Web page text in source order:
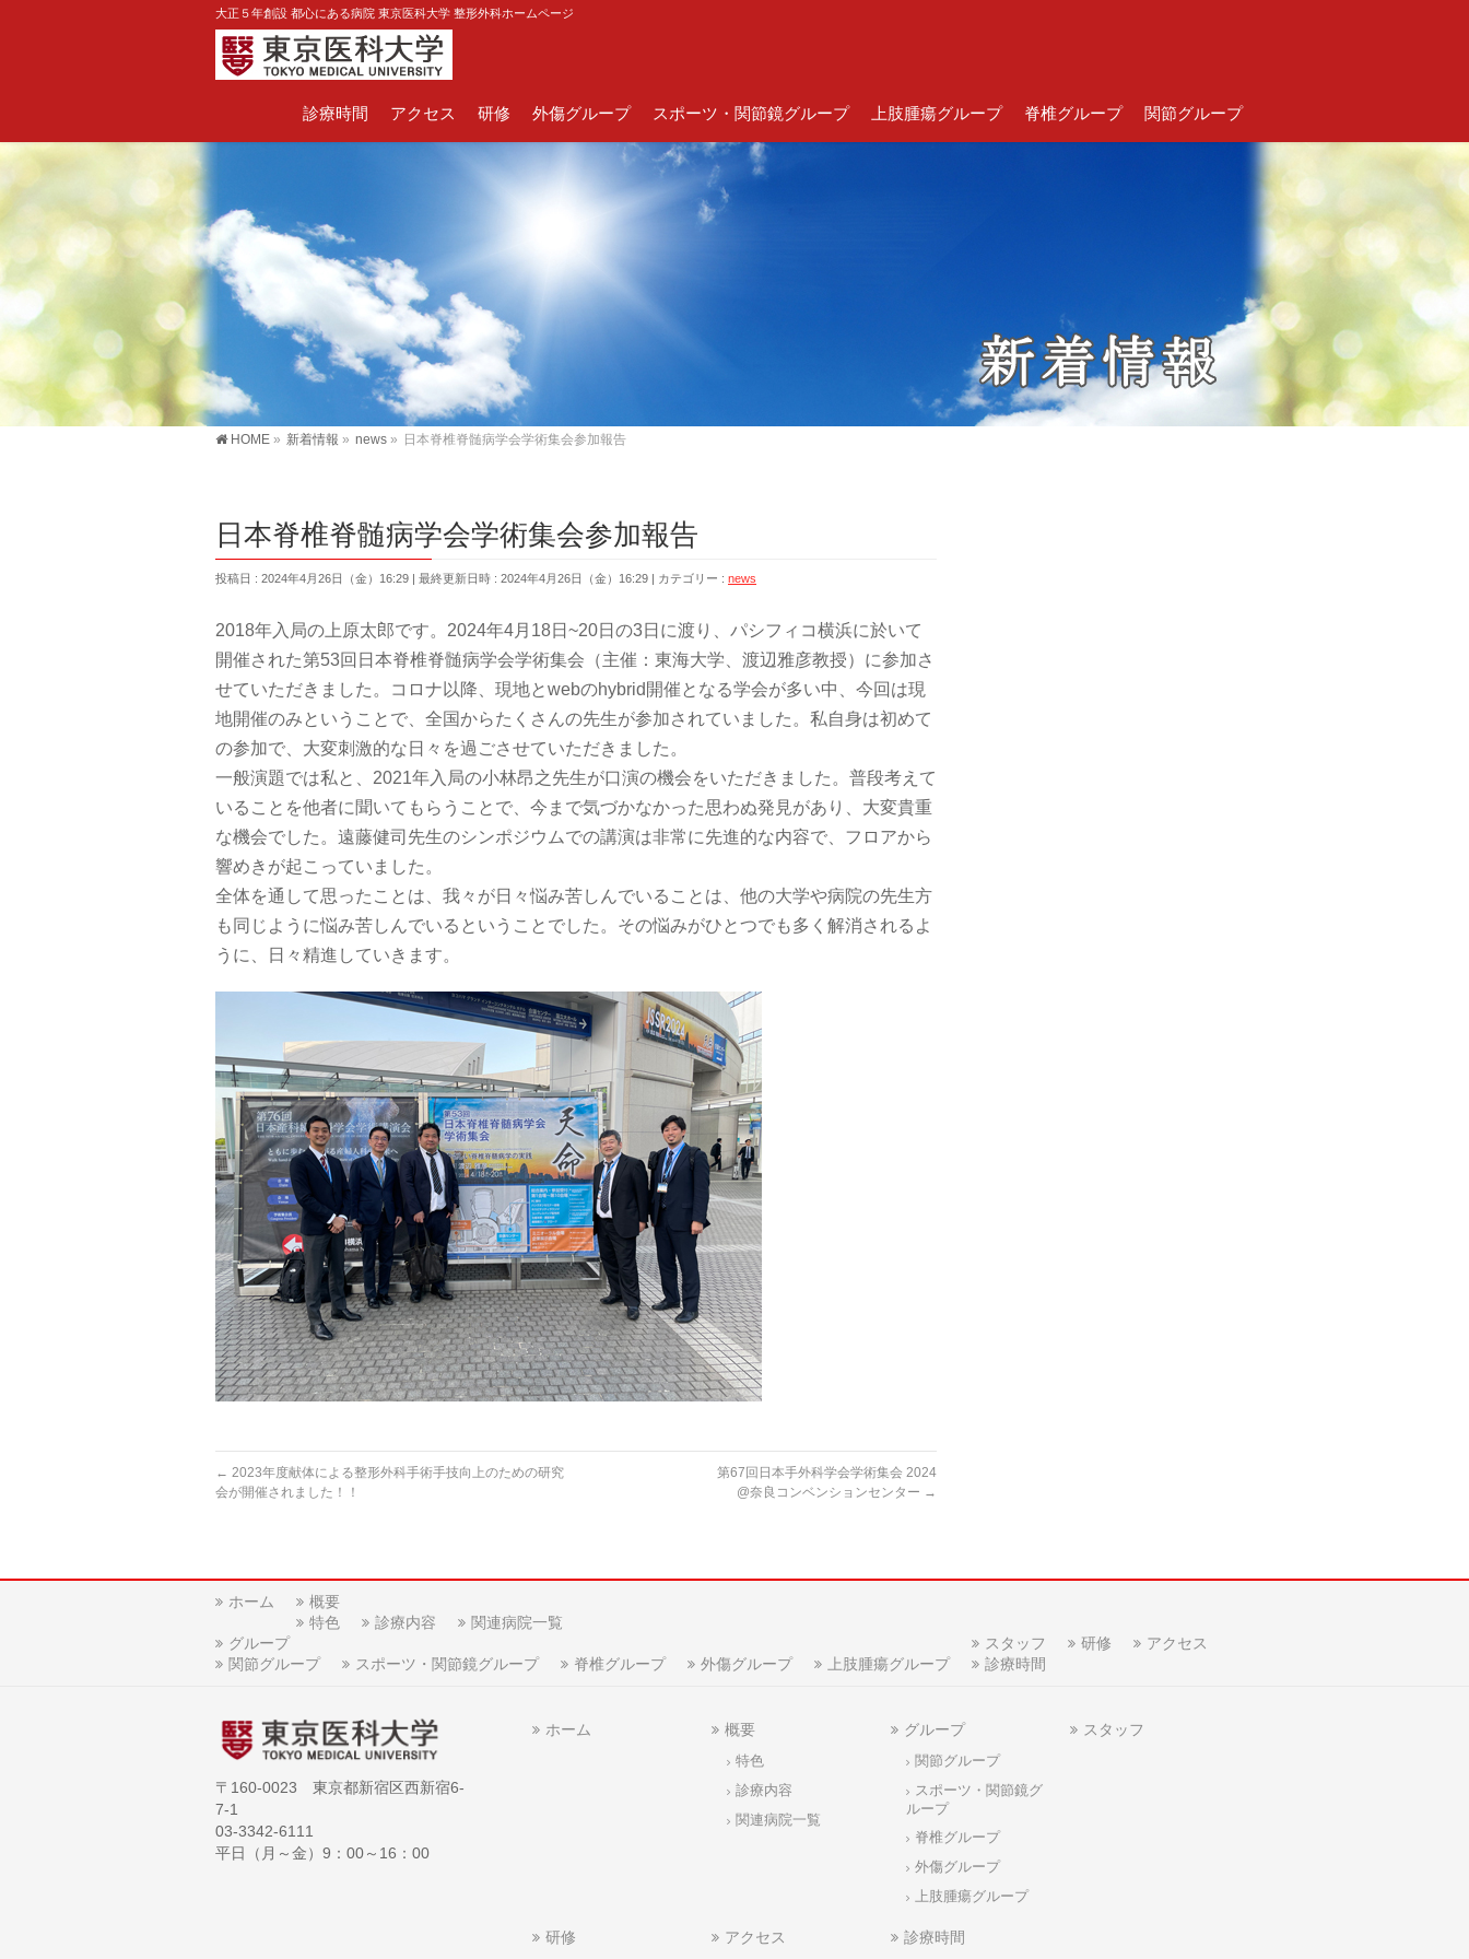
大正５年創設 都心にある病院 東京医科大学 整形外科ホームページ
診療時間 アクセス 研修 外傷グループ スポーツ・関節鏡グループ 上肢腫瘍グループ 脊椎グループ 関節グループ
HOME » 新着情報 » news » 日本脊椎脊髄病学会学術集会参加報告
日本脊椎脊髄病学会学術集会参加報告
投稿日 : 2024年4月26日（金）16:29 最終更新日時 : 2024年4月26日（金）16:29 カテゴリー : news
2018年入局の上原太郎です。2024年4月18日~20日の3日に渡り、パシフィコ横浜に於いて
開催された第53回日本脊椎脊髄病学会学術集会（主催：東海大学、渡辺雅彦教授）に参加さ
せていただきました。コロナ以降、現地とwebのhybrid開催となる学会が多い中、今回は現
地開催のみということで、全国からたくさんの先生が参加されていました。私自身は初めて
の参加で、大変刺激的な日々を過ごさせていただきました。
一般演題では私と、2021年入局の小林昂之先生が口演の機会をいただきました。普段考えて
いることを他者に聞いてもらうことで、今まで気づかなかった思わぬ発見があり、大変貴重
な機会でした。遠藤健司先生のシンポジウムでの講演は非常に先進的な内容で、フロアから
響めきが起こっていました。
全体を通して思ったことは、我々が日々悩み苦しんでいることは、他の大学や病院の先生方
も同じように悩み苦しんでいるということでした。その悩みがひとつでも多く解消されるよ
うに、日々精進していきます。
← 2023年度献体による整形外科手術手技向上のための研究
会が開催されました！！
第67回日本手外科学会学術集会 2024
@奈良コンベンションセンター →
ホーム
概要
特色
診療内容
関連病院一覧
グループ
関節グループ
スポーツ・関節鏡グループ 脊椎グループ 外傷グループ 上肢腫瘍グループ
スタッフ 研修
アクセス
診療時間
〒160-0023 東京都新宿区西新宿6-
7-1
03-3342-6111
平日（月～金）9：00～16：00
ホーム 概要
特色
診療内容
関連病院一覧
グループ
関節グループ
スポーツ・関節鏡グ
ループ
脊椎グループ
外傷グループ
上肢腫瘍グループ
スタッフ
研修 アクセス 診療時間